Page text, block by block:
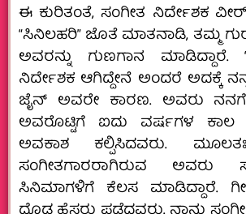
ಈ ಕುರಿತಂತೆ, ಸಂಗೀತ ನಿರ್ದೇಶಕ
“ಸಿನಿಲಹರಿ” ಜೊತೆ ಮಾತನಾಡಿ, ತಮ್ಮ
ಅವರನ್ನು ಗುಣಗಾನ ಮಾಡಿದ್ದಾರೆ.
ನಿರ್ದೇಶಕ ಆಗಿದ್ದೇನೆ ಅಂದರೆ ಅದಕ್ಕೆ
ಜೈನ್‌ ಅವರೇ ಕಾರಣ. ಅವರು
ಅವರೊಟ್ಟಿಗೆ ಐದು ವರ್ಷಗಳ
ಅವಕಾಶ ಕಲ್ಪಿಸಿದವರು.
ಸಂಗೀತಗಾರರಾಗಿರುವ ಅವರು
ಸಿನಿಮಾಗಳಿಗೆ ಕೆಲಸ ಮಾಡಿದ್ದಾರೆ.